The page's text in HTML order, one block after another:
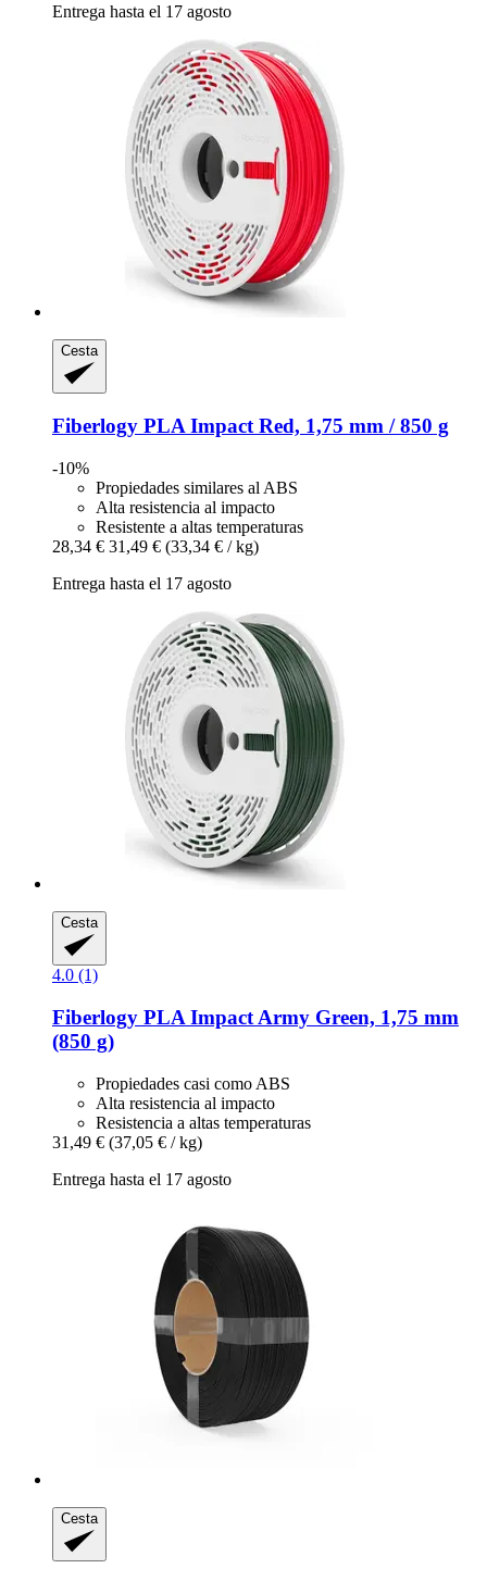
Entrega hasta el 17 agosto
Cesta
Fiberlogy PLA Impact Red, 1,75 mm / 850 g
-10%
Propiedades similares al ABS
Alta resistencia al impacto
Resistente a altas temperaturas
28,34 € 31,49 € (33,34 € / kg)
Entrega hasta el 17 agosto
Cesta
4.0 (1)
Fiberlogy PLA Impact Army Green, 1,75 mm
(850 g)
Propiedades casi como ABS
Alta resistencia al impacto
Resistencia a altas temperaturas
31,49 € (37,05 € / kg)
Entrega hasta el 17 agosto
Cesta